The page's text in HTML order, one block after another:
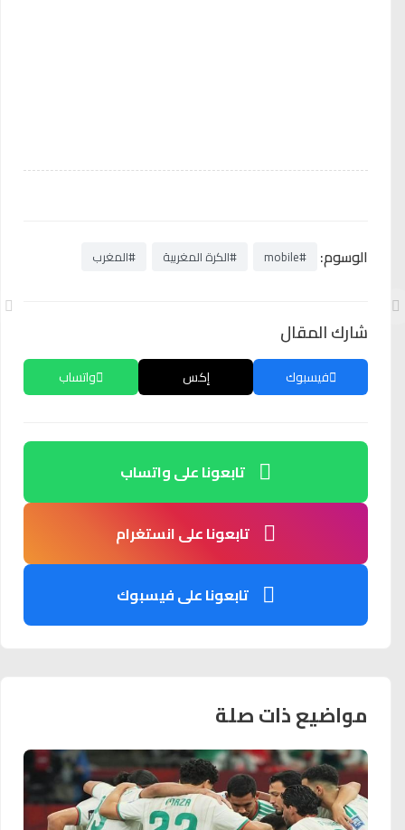
الوسوم: #mobile #الكرة المغربية #المغرب
شارك المقال
فيسبوك إكس واتساب
تابعونا على واتساب
تابعونا على انستغرام
تابعونا على فيسبوك
مواضيع ذات صلة